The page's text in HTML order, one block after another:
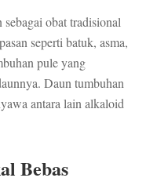
obat tradisional
seperti batuk, asma,
pule yang
Daun tumbuhan
antara lain alkaloid
Bebas